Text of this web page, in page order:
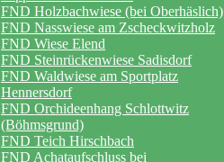
FND Holzbachwiese (bei Oberhäslich)
FND Nasswiese am Zscheckwitzholz
FND Wiese Elend
FND Steinrückenwiese Sadisdorf
FND Waldwiese am Sportplatz
Hennersdorf
FND Orchideenhang Schlottwitz
(Böhmsgrund)
FND Teich Hirschbach
FND Achataufschluss bei